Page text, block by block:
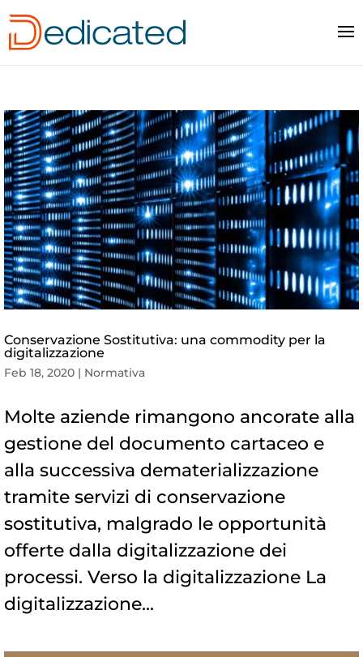
Conservazione Sostitutiva: una commodity per la
digitalizzazione
Feb 18, 2020 | Normativa
Molte aziende rimangono ancorate alla
gestione del documento cartaceo e
alla successiva dematerializzazione
tramite servizi di conservazione
sostitutiva, malgrado le opportunità
offerte dalla digitalizzazione dei
processi. Verso la digitalizzazione La
digitalizzazione...